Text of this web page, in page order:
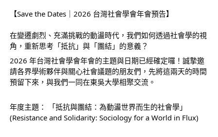
【Save the Dates｜2026 台灣社會學會年會預告】
在變遷劇烈、充滿挑戰的動盪時代，我們如何透過社會學的視
角，重新思考「抵抗」與「團結」的意義？
2026 年台灣社會學會年會的主題與日期已經確定囉！誠摯邀
請各界學術夥伴與關心社會議題的朋友們，先將這兩天的時間
預留下來，與我們一同在東吳大學相聚交流。
年度主題： 「抵抗與團結：為動盪世界而生的社會學」
(Resistance and Solidarity: Sociology for a World in Flux)